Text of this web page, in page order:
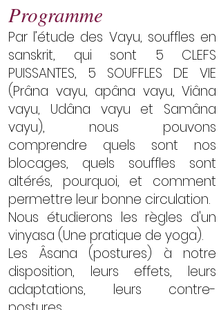
​Programme
Par l’étude des Vayu, souffles en
sanskrit, qui sont 5 CLEFS
PUISSANTES, 5 SOUFFLES DE VIE
(Prâna vayu, apâna vayu, Viâna
vayu, Udâna vayu et Samâna
vayu), nous pouvons
comprendre quels sont nos
blocages, quels souffles sont
altérés, pourquoi, et comment
permettre leur bonne circulation.
Nous étudierons les règles d'un
vinyasa (Une pratique de yoga).
Les Âsana (postures) à notre
disposition, leurs effets, leurs
adaptations, leurs contre-